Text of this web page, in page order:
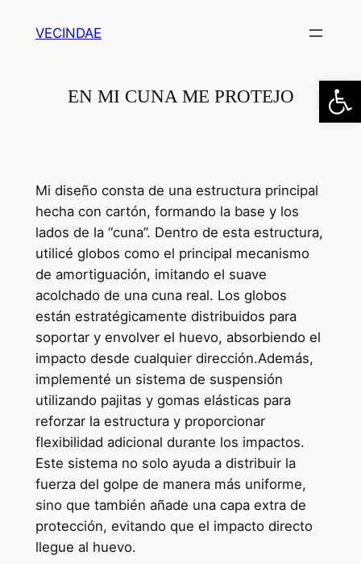
VECINDAE
EN MI CUNA ME PROTEJO
Mi diseño consta de una estructura principal
hecha con cartón, formando la base y los
lados de la “cuna”. Dentro de esta estructura,
utilicé globos como el principal mecanismo
de amortiguación, imitando el suave
acolchado de una cuna real. Los globos
están estratégicamente distribuidos para
soportar y envolver el huevo, absorbiendo el
impacto desde cualquier dirección.Además,
implementé un sistema de suspensión
utilizando pajitas y gomas elásticas para
reforzar la estructura y proporcionar
flexibilidad adicional durante los impactos.
Este sistema no solo ayuda a distribuir la
fuerza del golpe de manera más uniforme,
sino que también añade una capa extra de
protección, evitando que el impacto directo
llegue al huevo.
Abrir